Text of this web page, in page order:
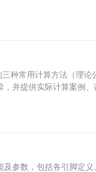
种常用计算方法（理
，并提供实际计算案例
及参数，包括各引脚定